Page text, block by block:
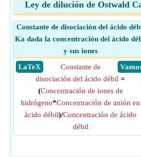
Ley de dilución de Ostwald
Constante de disociación del ácido
Ka dada la concentración del ácido
y sus iones
​ LaTeX
Constante de
disociación del ácido débil =
(Concentración de iones de
hidrógeno*Concentración de anión en
ácido débil)/Concentración de ácido
débil